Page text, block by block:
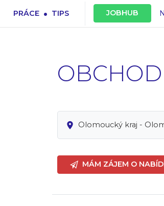
PRÁCE . TIPS JOBHUB
Olomoucký kraj -
MÁM ZÁJEM O